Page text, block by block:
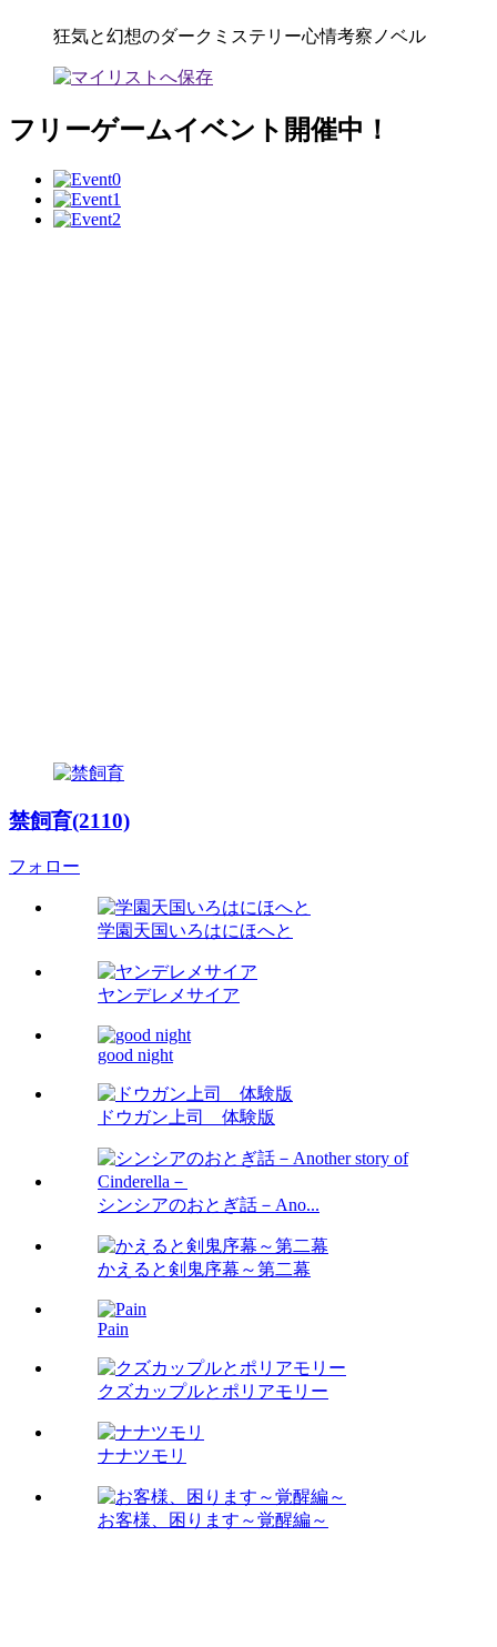
狂気と幻想のダークミステリー心情考察ノベル
フリーゲームイベント開催中！
禁飼育(2110)
フォロー
学園天国いろはにほへと
ヤンデレメサイア
good night
ドウガン上司 体験版
シンシアのおとぎ話－Ano...
かえると剣鬼序幕～第二幕
Pain
クズカップルとポリアモリー
ナナツモリ
お客様、困ります～覚醒編～